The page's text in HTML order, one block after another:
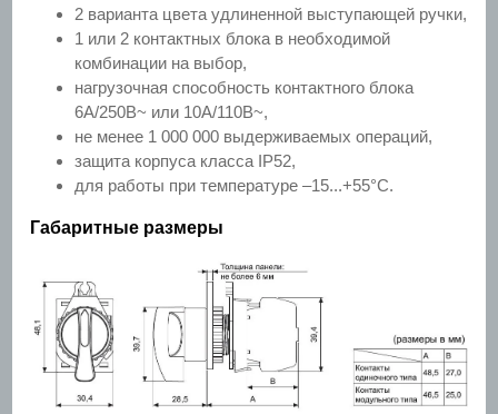
2 варианта цвета удлиненной выступающей ручки,
1 или 2 контактных блока в необходимой
комбинации на выбор,
нагрузочная способность контактного блока
6А/250В~ или 10А/110В~,
не менее 1 000 000 выдерживаемых операций,
защита корпуса класса IP52,
для работы при температуре –15...+55°С.
Габаритные размеры